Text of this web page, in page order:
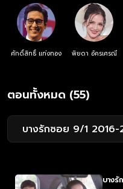
ศักดิ์สิทธิ์ แท่งทอง พิยดา อัครเศรณี
ตอนทั้งหมด (55)
บางรักซอย 9/1 2016-
บางรั